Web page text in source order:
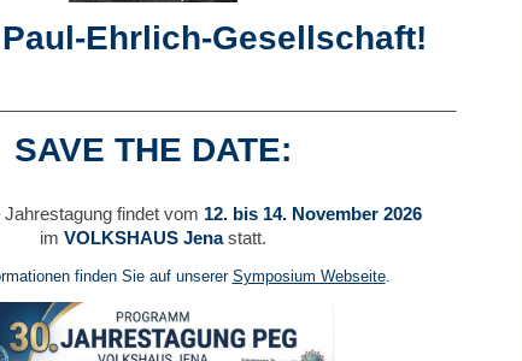
Ehrlich-Gesellschaft!
SAVE THE DATE:
Jahrestagung findet vom 12. bis 14. November 2026
im VOLKSHAUS Jenastatt.
finden Sie auf unserer Symposium Webseite.